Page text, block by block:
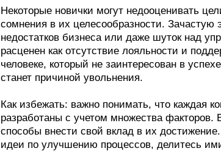
Некоторые новички могут недооценивать
сомнения в их целесообразности. Зачастую
недостатков бизнеса или даже шуток над
расценен как отсутствие лояльности и
человеке, который не заинтересован в
станет причиной увольнения.
Как избежать: важно понимать, что каждая
разработаны с учетом множества факторов.
способы внести свой вклад в их
идеи по улучшению процессов, делитесь